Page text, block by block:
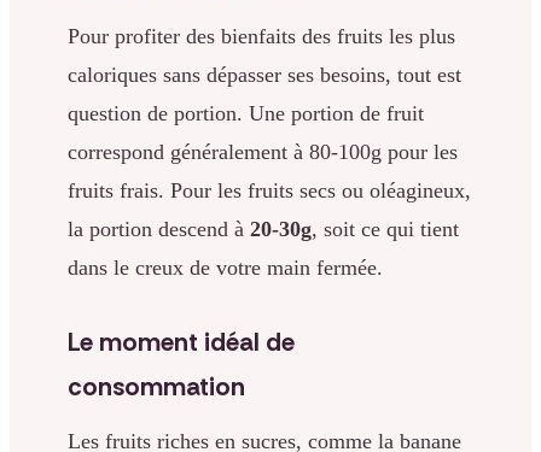
Pour profiter des bienfaits des fruits les plus
caloriques sans dépasser ses besoins, tout est
question de portion. Une portion de fruit
correspond généralement à 80-100g pour les
fruits frais. Pour les fruits secs ou oléagineux,
la portion descend à 20-30g, soit ce qui tient
dans le creux de votre main fermée.
Le moment idéal de
consommation
Les fruits riches en sucres, comme la banane